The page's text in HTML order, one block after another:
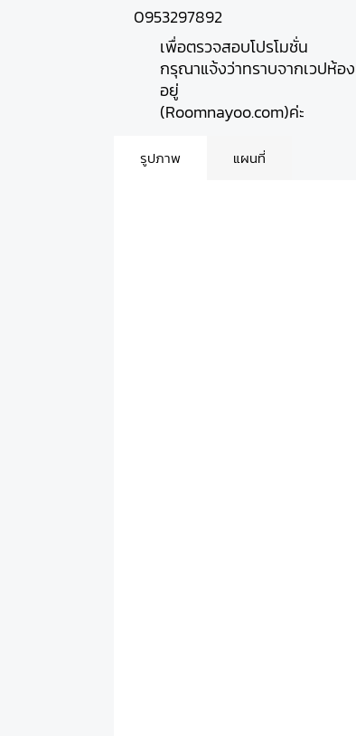
0953297892
เพื่อตรวจสอบโปรโมชั่น
กรุณาแจ้งว่าทราบจากเวปห้อ
อยู่
(Roomnayoo.com)ค่ะ
รูปภาพ แผนที่